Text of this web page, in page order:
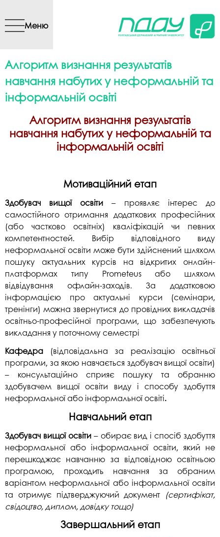
вмісту
Меню
Алгоритм визнання результатів
навчання набутих у неформальній та
інформальній освіті
Алгоритм визнання результатів
навчання набутих у неформальній та
інформальній освіті
Мотиваційний етап
Здобувач вищої освіти – проявляє інтерес до
самостійного отримання додаткових професійних
(або частково освітніх) кваліфікацій чи певних
компетентностей. Вибір відповідного виду
неформальної освіти може бути здійснений шляхом
пошуку актуальних курсів на відкритих онлайн-
платформах типу Prometeus або шляхом
відвідування офлайн-заходів. За додатковою
інформацією про актуальні курси (семінари,
тренінги) можна звернутися до провідних викладачів
освітньо-професійної програми, що забезпечують
викладання у поточному семестрі
Кафедра (відповідальна за реалізацію освітньої
програми, за якою навчається здобувач вищої освіти)
– консультаційно сприяє пошуку та обранню
здобувачем вищої освіти виду і способу здобуття
неформальної або інформальної освіті.
Навчальний етап
Здобувач вищої освіти – обирає вид і спосіб здобуття
неформальної або інформальної освіти, який не
перешкоджає навчанню за відповідною освітньою
програмою, проходить навчання за обраним
варіантом неформальної або інформальної освіти
та отримує підтверджуючий документ (сертифікат,
свідоцтво, диплом, довідку тощо)
Завершальний етап